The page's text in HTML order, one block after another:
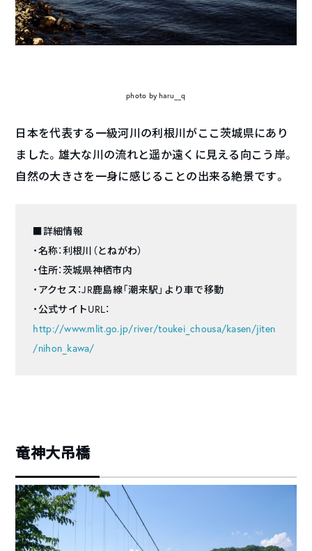
photo by haru__q
日本を代表する一級河川の利根川がここ茨城県にあり
ました。雄大な川の流れと遥か遠くに見える向こう岸。
自然の大きさを一身に感じることの出来る絶景です。
■詳細情報
・名称：利根川（とねがわ）
・住所：茨城県神栖市内
・アクセス：JR鹿島線「潮来駅」より車で移動
・公式サイトURL：
http://www.mlit.go.jp/river/toukei_chousa/kasen/jiten
/nihon_kawa/
竜神大吊橋